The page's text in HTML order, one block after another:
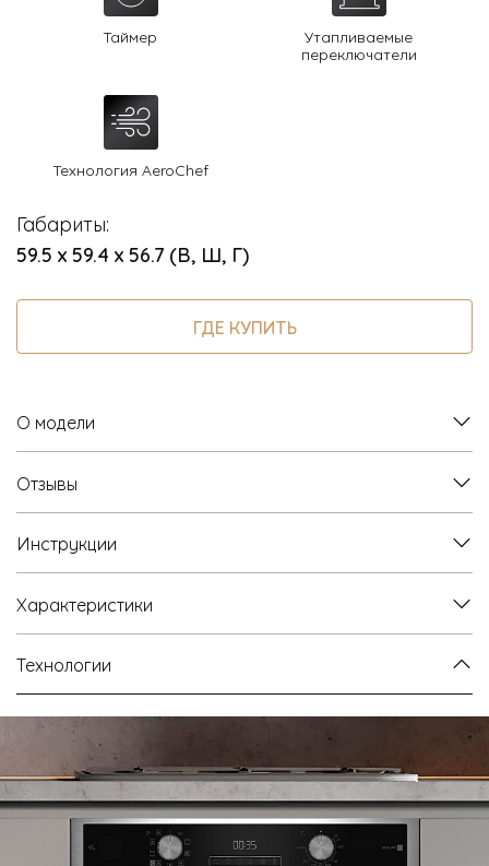
Таймер Утапливаемые
переключатели
Технология AeroChef
Габариты:
59.5 х 59.4 х 56.7 (В, Ш, Г)
ГДЕ КУПИТЬ
О модели
Отзывы
Инструкции
Характеристики
Технологии